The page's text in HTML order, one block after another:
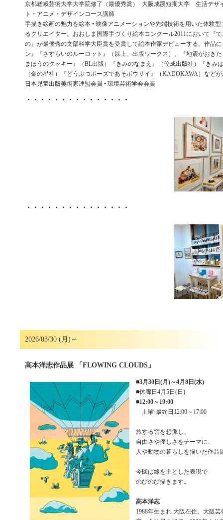
京都嵯峨芸術大学大学院修了（最優秀賞） 大阪成蹊短期大学 生活デ
ト・アニメ・デザインコース講師
手描き絵画の魅力を絵本 • 映像アニメーションや先端技術を用いた体験
るクリエイター。おおしま国際手づくり絵本コンクール2011において『
の』が最優秀の文部科学大臣賞を受賞して絵本作家デビューする。作品
ン』『さすらいのルーロット』（以上、出版ワークス）、『地震がおき
まほうのクッキー』（BL出版）『きみのなまえ』（佼成出版社）『きみ
（金の星社）『どうぶつポーズであそボウサイ』（KADOKAWA）など
日本児童出版美術家連盟会員 • 環境芸術学会会員
・・・・・・・・・・・・・・・
・・・・・・・・・・・・・・・
2026/03/30 (月)～
高本洋志作品展 「FLOWING CLOUDS」
■3月30日(月)～4月8日(水)
■休廊日4月5日(日)
■12:00～19:00
土曜·最終日12:00～17:00
旅する雲を想像し、
自由さや優しさをテーマに、
人や動物の暮らしを描いた作品
今回は線を主とした表現で
のびのび描きます。
高本洋志
1988年生まれ 大阪在住。大阪